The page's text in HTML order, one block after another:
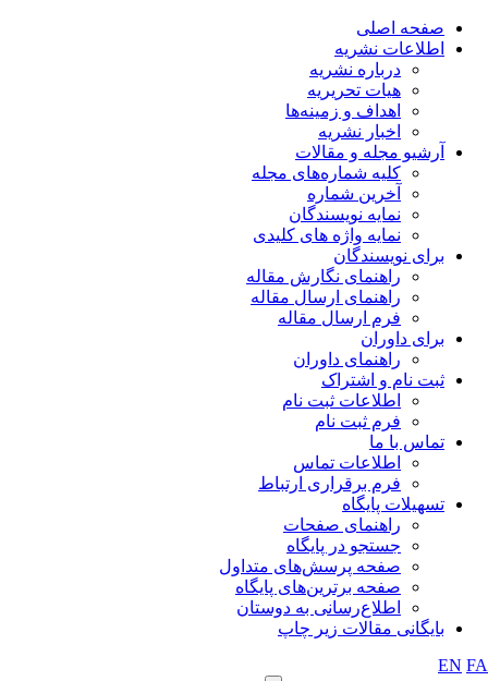
صفحه اصلی
اطلاعات نشریه
درباره نشریه
هیات تحریریه
اهداف و زمینه‌ها
اخبار نشریه
آرشیو مجله و مقالات
کلیه شماره‌های مجله
آخرین شماره
نمایه نویسندگان
نمایه واژه های کلیدی
برای نویسندگان
راهنمای نگارش مقاله
راهنمای ارسال مقاله
فرم ارسال مقاله
برای داوران
راهنمای داوران
ثبت نام و اشتراک
اطلاعات ثبت نام
فرم ثبت نام
تماس با ما
اطلاعات تماس
فرم برقراری ارتباط
تسهیلات پایگاه
راهنمای صفحات
جستجو در پایگاه
صفحه پرسش‌های متداول
صفحه برترین‌های پایگاه
اطلاع‌رسانی به دوستان
بایگانی مقالات زیر چاپ
EN